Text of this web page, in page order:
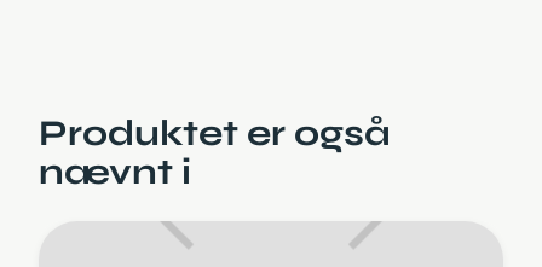
Produktet er også
nævnt i